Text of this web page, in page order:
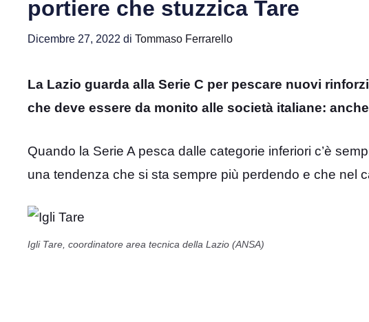
portiere che stuzzica Tare
Dicembre 27, 2022 di Tommaso Ferrarello
La Lazio guarda alla Serie C per pescare nuovi
che deve essere da monito alle società italiane: anche
Quando la Serie A pesca dalle categorie inferiori c’è
una tendenza che si sta sempre più perdendo e che nel
Igli Tare, coordinatore area tecnica della Lazio (ANSA)